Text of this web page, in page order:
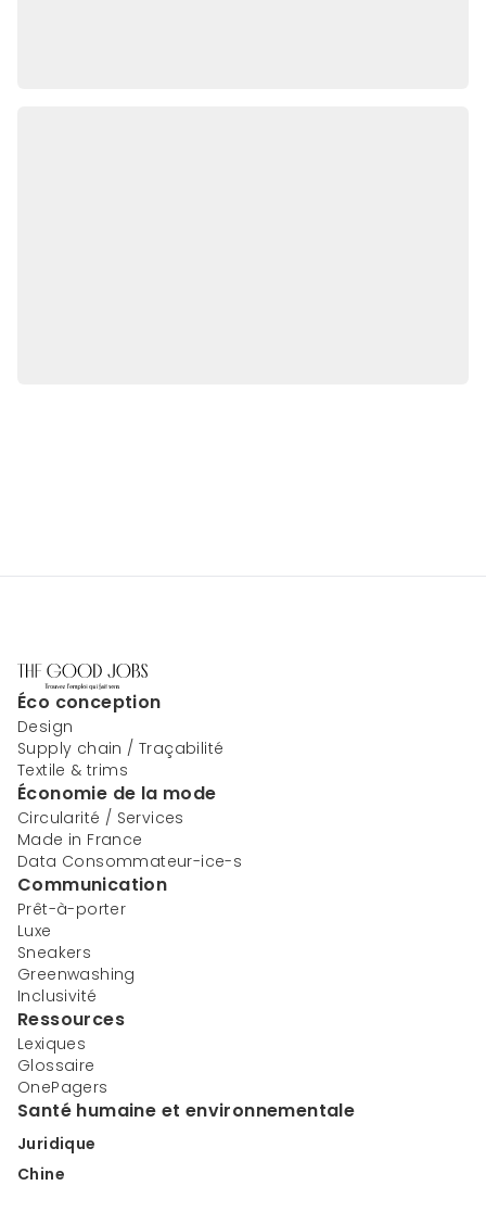
Éco conception
Design
Supply chain / Traçabilité
Textile & trims
Économie de la mode
Circularité / Services
Made in France
Data Consommateur-ice-s
Communication
Prêt-à-porter
Luxe
Sneakers
Greenwashing
Inclusivité
Ressources
Lexiques
Glossaire
OnePagers
Santé humaine et environnementale
Juridique
Chine